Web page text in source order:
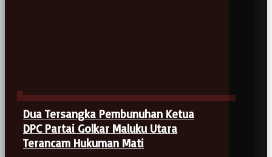
Dua Tersangka Pembunuhan Ketua
DPC Partai Golkar Maluku Utara
Terancam Hukuman Mati